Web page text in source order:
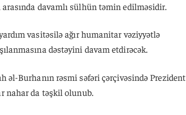
davamlı sülhün təmin edilməsidir.
vasitəsilə ağır humanitar vəziyyətlə
dəstəyini davam etdirəcək.
əl-Burhanın rəsmi səfəri çərçivəsində Prezident
nahar da təşkil olunub.